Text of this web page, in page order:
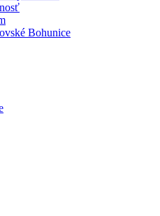
Bohunice